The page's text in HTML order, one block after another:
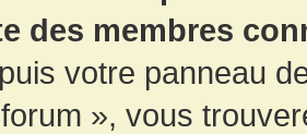
des membres
votre panneau
», vous